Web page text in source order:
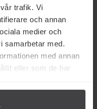
trafik. Vi
och annan
medier och
samarbetar med.
med annan
eller som de har
Köp